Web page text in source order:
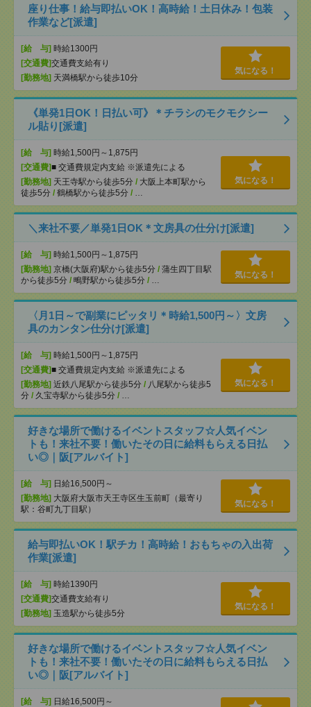
座り仕事！給与即払いOK！高時給！土日休み！包装
作業など[派遣]
[給 与] 時給1300円
[交通費]交通費支給有り
[勤務地] 天満橋駅から徒歩10分
気になる！
《単発1日OK！日払い可》＊チラシのモクモクシー
ル貼り[派遣]
[給 与] 時給1,500円～1,875円
[交通費]■ 交通費規定内支給 ※派遣先による
[勤務地] 天王寺駅から徒歩5分 / 大阪上本町駅から
徒歩5分 / 鶴橋駅から徒歩5分 / …
気になる！
＼来社不要／単発1日OK＊文房具の仕分け[派遣]
[給 与] 時給1,500円～1,875円
[勤務地] 京橋(大阪府)駅から徒歩5分 / 蒲生四丁目駅
から徒歩5分 / 鴫野駅から徒歩5分 / …
気になる！
〈月1日～で副業にピッタリ＊時給1,500円～〉文房
具のカンタン仕分け[派遣]
[給 与] 時給1,500円～1,875円
[交通費]■ 交通費規定内支給 ※派遣先による
[勤務地] 近鉄八尾駅から徒歩5分 / 八尾駅から徒歩5
分 / 久宝寺駅から徒歩5分 / …
気になる！
好きな場所で働けるイベントスタッフ☆人気イベン
トも！来社不要！働いたその日に給料もらえる日払
い◎｜阪[アルバイト]
[給 与] 日給16,500円～
[勤務地] 大阪府大阪市天王寺区生玉前町（最寄り
駅：谷町九丁目駅）
気になる！
給与即払いOK！駅チカ！高時給！おもちゃの入出荷
作業[派遣]
[給 与] 時給1390円
[交通費]交通費支給有り
[勤務地] 玉造駅から徒歩5分
気になる！
好きな場所で働けるイベントスタッフ☆人気イベン
トも！来社不要！働いたその日に給料もらえる日払
い◎｜阪[アルバイト]
[給 与] 日給16,500円～